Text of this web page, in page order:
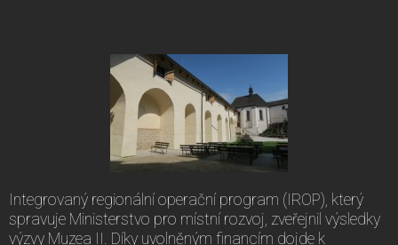
Integrovaný regionální operační program (IROP), který
spravuje Ministerstvo pro místní rozvoj, zveřejnil výsledky
výzvy Muzea II. Díky uvolněným financím dojde k